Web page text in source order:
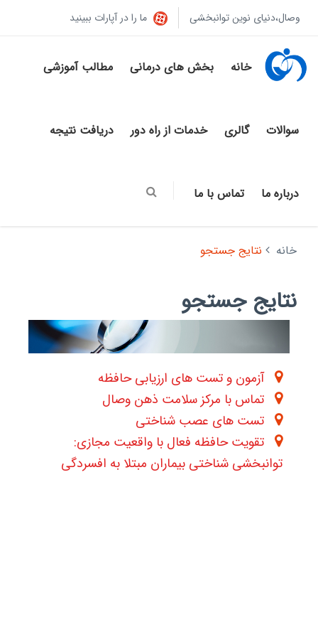
وصال،دنیای نوین توانبخشی ما را در آپارات ببینید
خانه بخش های درمانی مطالب آموزشی
سوالات گالری خدمات از راه دور دریافت نتیجه
درباره ما تماس با ما
خانه نتایج جستجو
نتایج جستجو
آزمون و تست های ارزیابی حافظه
تماس با مرکز سلامت ذهن وصال
تست های عصب شناختی
تقویت حافظه فعال با واقعیت مجازی:
توانبخشی شناختی بیماران مبتلا به افسردگی